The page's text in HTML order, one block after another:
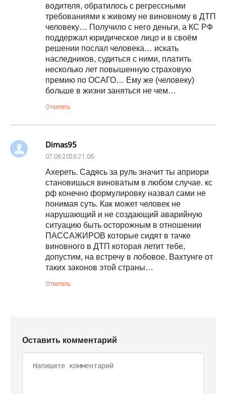
водителя, обратилось с регрессными
требованиями к живому не виновному в ДТП
человеку… Получило с него деньги, а КС РФ
поддержал юридическое лицо и в своём
решении послал человека… искать
наследников, судиться с ними, платить
несколько лет повышенную страховую
премию по ОСАГО… Ему же (человеку)
больше в жизни заняться не чем…
Ответить
Dimas95
07.06.2026 21:06
Ахереть. Садясь за руль значит ты априори
становишься виноватым в любом случае. кс
рф конечно формулировку назвал сами не
понимая суть. Как может человек не
нарушающий и не создающий аварийную
ситуацию быть осторожным в отношении
ПАССАЖИРОВ которые сидят в тачке
виновного в ДТП которая летит тебе,
допустим, на встречу в лобовое. Вахтунге от
таких законов этой страны…
Ответить
Оставить комментарий